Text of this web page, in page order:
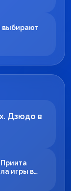
выбирают
Дзюдо в
игры в